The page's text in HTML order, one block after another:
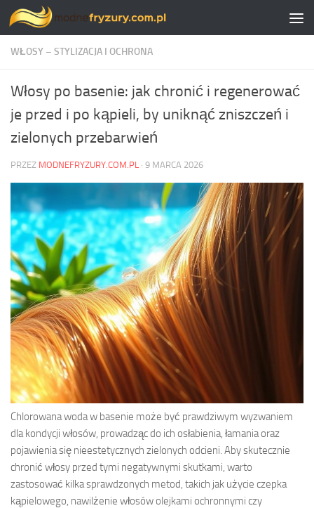
Skip to content
WŁOSY – STYLIZACJA I OCHRONA
Włosy po basenie: jak chronić i regenerować
je przed i po kąpieli, by uniknąć zniszczeń i
zielonych przebarwień
PRZEZ MODNEFRYZURY.COM.PL · 9 MARCA 2026
Chlorowana woda w basenie może być prawdziwym wyzwaniem
dla kondycji włosów, prowadząc do ich osłabienia, łamania oraz
pojawienia się nieestetycznych zielonych odcieni. Aby skutecznie
chronić włosy przed tymi negatywnymi skutkami, warto
zastosować kilka sprawdzonych metod, takich jak użycie czepka
kąpielowego, nawilżenie włosów olejkami ochronnymi czy